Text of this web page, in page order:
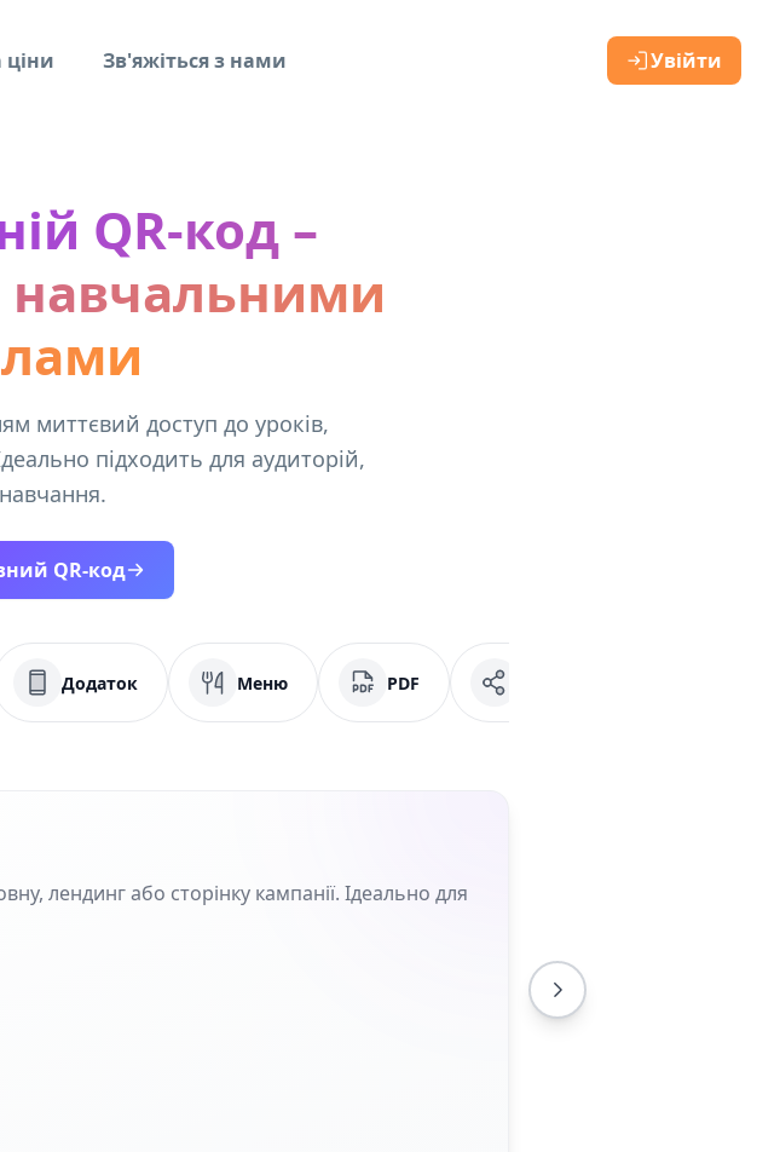
Зв'яжіться з нами Увійти
QR-код –
навчальними
миттєвий доступ до уроків,
підходить для аудиторій,
QR-код
Додаток Меню PDF
лендинг або сторінку кампанії. Ідеально для